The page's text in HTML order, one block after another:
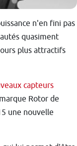
n'en fini pas
quasiment
plus attractifs
capteurs
Rotor de
une nouvelle